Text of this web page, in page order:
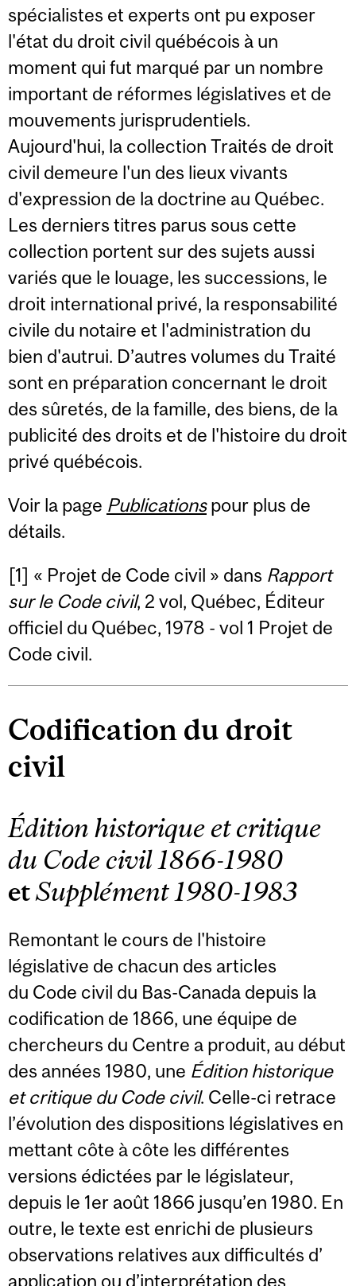
spécialistes et experts ont pu exposer
l'état du droit civil québécois à un
moment qui fut marqué par un nombre
important de réformes législatives et de
mouvements jurisprudentiels.
Aujourd'hui, la collection Traités de droit
civil demeure l'un des lieux vivants
d'expression de la doctrine au Québec.
Les derniers titres parus sous cette
collection portent sur des sujets aussi
variés que le louage, les successions, le
droit international privé, la responsabilité
civile du notaire et l'administration du
bien d'autrui. D’autres volumes du Traité
sont en préparation concernant le droit
des sûretés, de la famille, des biens, de la
publicité des droits et de l'histoire du droit
privé québécois.
Voir la page Publications pour plus de
détails.
[1] « Projet de Code civil » dans Rapport
sur le Code civil, 2 vol, Québec, Éditeur
officiel du Québec, 1978 - vol 1 Projet de
Code civil.
Codification du droit
civil
Édition historique et critique
du Code civil 1866-1980
etSupplément 1980-1983
Remontant le cours de l'histoire
législative de chacun des articles
du Code civil du Bas-Canada depuis la
codification de 1866, une équipe de
chercheurs du Centre a produit, au début
des années 1980, une Édition historique
et critique du Code civil. Celle-ci retrace
l’évolution des dispositions législatives en
mettant côte à côte les différentes
versions édictées par le législateur,
depuis le 1er août 1866 jusqu’en 1980. En
outre, le texte est enrichi de plusieurs
observations relatives aux difficultés d’
application ou d’interprétation des